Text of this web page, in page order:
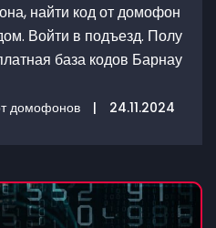
найти код от домофон
Войти в подъезд. Полу
база кодов Барнау
домофонов | 24.11.2024